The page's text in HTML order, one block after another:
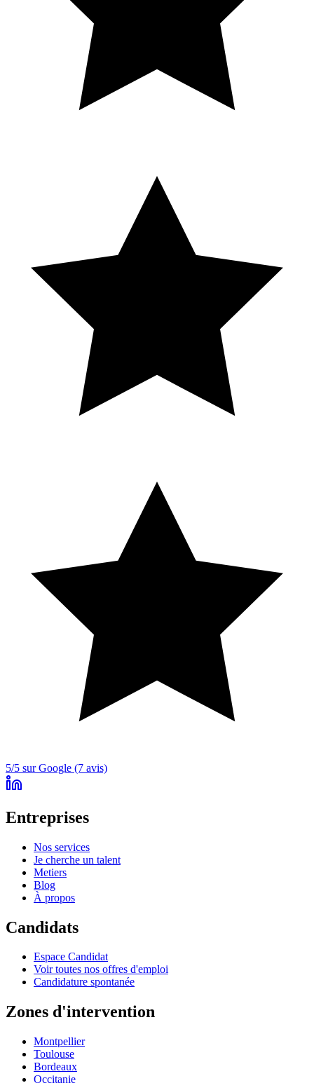
5/5 sur Google (7 avis)
Entreprises
Nos services
Je cherche un talent
Metiers
Blog
À propos
Candidats
Espace Candidat
Voir toutes nos offres d'emploi
Candidature spontanée
Zones d'intervention
Montpellier
Toulouse
Bordeaux
Occitanie